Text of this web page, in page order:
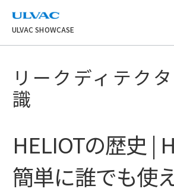
ULVAC
ULVAC SHOWCASE
リークディテク
識
HELIOTの歴史 |
簡単に誰でも使